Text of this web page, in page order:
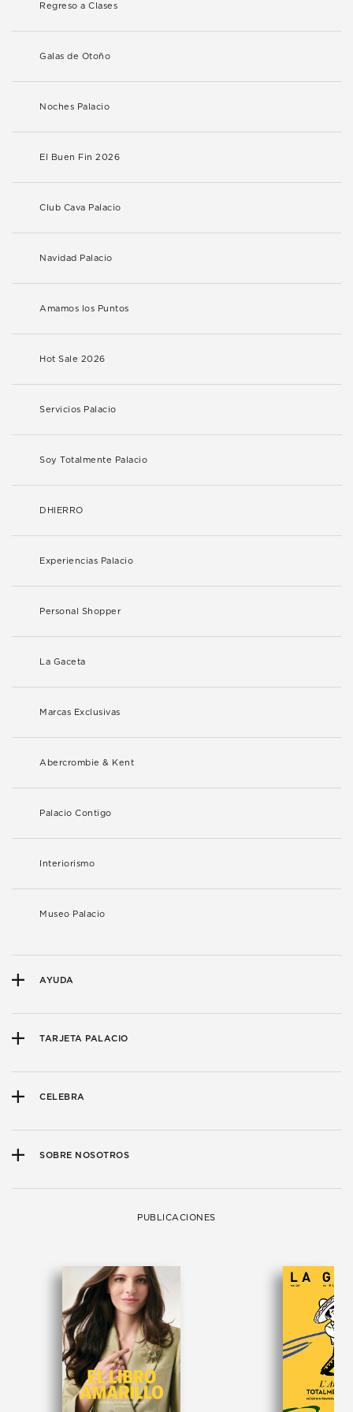
Regreso a Clases
Galas de Otoño
Noches Palacio
El Buen Fin 2026
Club Cava Palacio
Navidad Palacio
Amamos los Puntos
Hot Sale 2026
Servicios Palacio
Soy Totalmente Palacio
DHIERRO
Experiencias Palacio
Personal Shopper
La Gaceta
Marcas Exclusivas
Abercrombie & Kent
Palacio Contigo
Interiorismo
Museo Palacio
AYUDA
TARJETA PALACIO
CELEBRA
SOBRE NOSOTROS
PUBLICACIONES